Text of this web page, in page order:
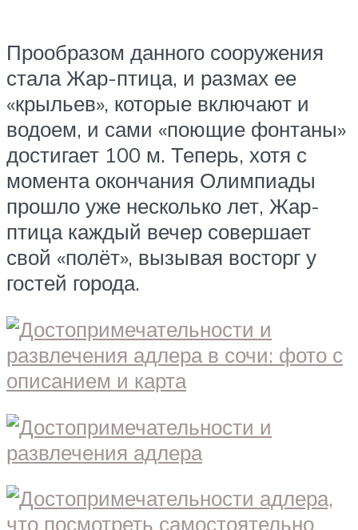
Прообразом данного сооружения
стала Жар-птица, и размах ее
«крыльев», которые включают и
водоем, и сами «поющие фонтаны»
достигает 100 м. Теперь, хотя с
момента окончания Олимпиады
прошло уже несколько лет, Жар-
птица каждый вечер совершает
свой «полёт», вызывая восторг у
гостей города.